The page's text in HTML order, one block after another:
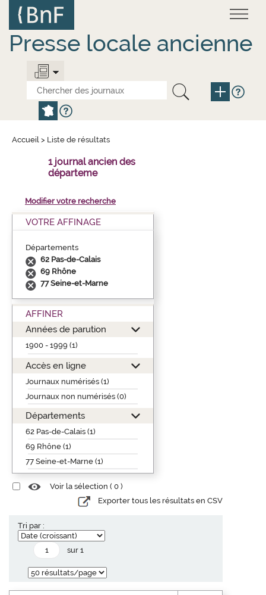
contenu
principal
Presse locale ancienne
Accueil > Liste de résultats
1 journal ancien des
départeme
Modifier votre recherche
VOTRE AFFINAGE
Départements
62 Pas-de-Calais
69 Rhône
77 Seine-et-Marne
AFFINER
Années de parution
1900 - 1999 (1)
Accès en ligne
Journaux numérisés (1)
Journaux non numérisés (0)
Départements
62 Pas-de-Calais (1)
69 Rhône (1)
77 Seine-et-Marne (1)
Voir la sélection ( 0 )
Exporter tous les résultats en CSV
Tri par :
sur 1
Panneau de gestion des cookies